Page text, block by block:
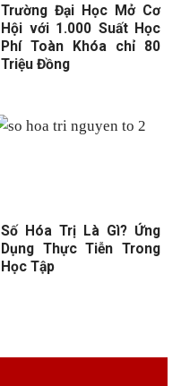
Trường Đại Học Mở Cơ
Hội với 1.000 Suất Học
Phí Toàn Khóa chỉ 80
Triệu Đồng
Số Hóa Trị Là Gì? Ứng
Dụng Thực Tiễn Trong
Học Tập